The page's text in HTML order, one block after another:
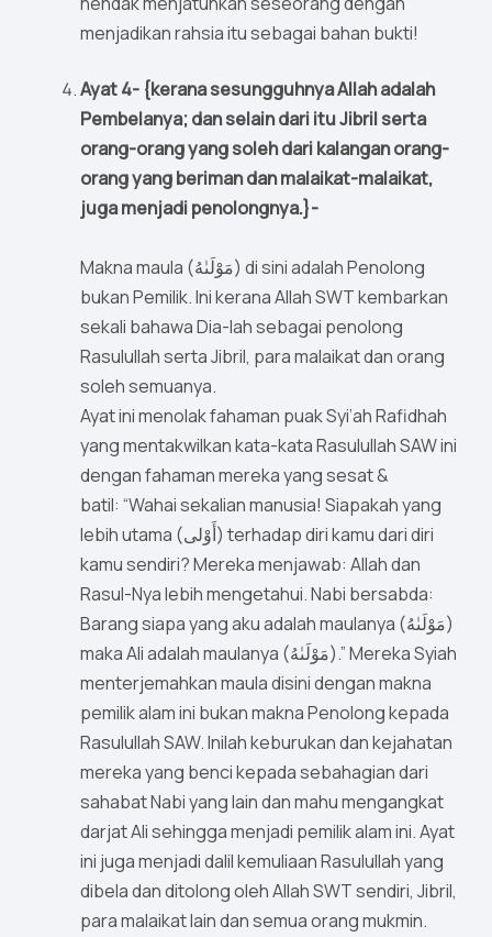
menjadikan rahsia itu sebagai bahan bukti!
Ayat 4- {kerana sesungguhnya Allah adalah
Pembelanya; dan selain dari itu Jibril serta
orang-orang yang soleh dari kalangan orang-
orang yang beriman dan malaikat-malaikat,
juga menjadi penolongnya.}-
Makna maula (مَوْلَىٰهُ) di sini adalah Penolong
bukan Pemilik. Ini kerana Allah SWT kembarkan
sekali bahawa Dia-lah sebagai penolong
Rasulullah serta Jibril, para malaikat dan orang
soleh semuanya.
Ayat ini menolak fahaman puak Syi’ah Rafidhah
yang mentakwilkan kata-kata Rasulullah SAW ini
dengan fahaman mereka yang sesat &
batil: “Wahai sekalian manusia! Siapakah yang
lebih utama (أَوْلى) terhadap diri kamu dari diri
kamu sendiri? Mereka menjawab: Allah dan
Rasul-Nya lebih mengetahui. Nabi bersabda:
Barang siapa yang aku adalah maulanya (مَوْلَىٰهُ)
maka Ali adalah maulanya (مَوْلَىٰهُ).” Mereka Syiah
menterjemahkan maula disini dengan makna
pemilik alam ini bukan makna Penolong kepada
Rasulullah SAW. Inilah keburukan dan kejahatan
mereka yang benci kepada sebahagian dari
sahabat Nabi yang lain dan mahu mengangkat
darjat Ali sehingga menjadi pemilik alam ini. Ayat
ini juga menjadi dalil kemuliaan Rasulullah yang
dibela dan ditolong oleh Allah SWT sendiri, Jibril,
para malaikat lain dan semua orang mukmin.